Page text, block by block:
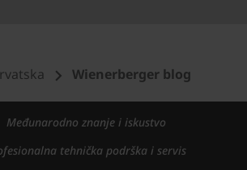
Wienerberger blog
Međunarodno znanje i iskustvo
tehnička podrška i servis